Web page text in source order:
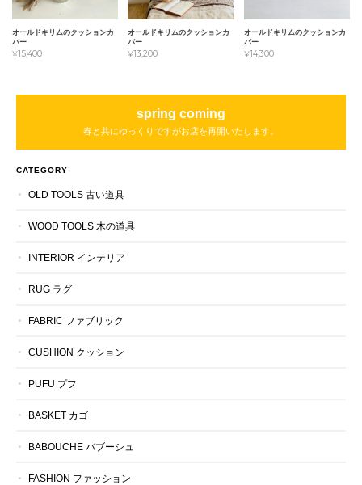
オールドキリムのクッションカ
バー
¥15,400
オールドキリムのクッションカ
バー
¥13,200
オールドキリムのクッションカ
バー
¥14,300
spring coming
春と共にゆっくりですがお店を再開いたします。
CATEGORY
OLD TOOLS 古い道具
WOOD TOOLS 木の道具
INTERIOR インテリア
RUG ラグ
FABRIC ファブリック
CUSHION クッション
PUFU プフ
BASKET カゴ
BABOUCHE バブーシュ
FASHION ファッション